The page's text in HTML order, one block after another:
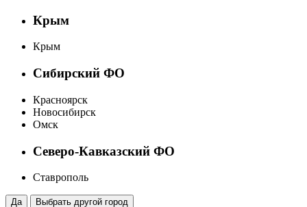
Крым
Крым
Сибирский ФО
Красноярск
Новосибирск
Омск
Северо-Кавказский ФО
Ставрополь